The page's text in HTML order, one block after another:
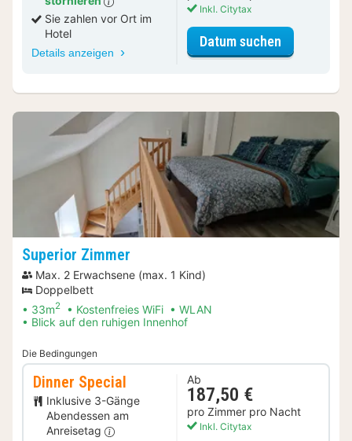
Sie zahlen vor Ort im
Hotel
Details anzeigen
Inkl. Citytax
Datum suchen
Superior Zimmer
Max. 2 Erwachsene (max. 1 Kind)
Doppelbett
33m2 Kostenfreies WiFi
WLAN
Blick auf den ruhigen Innenhof
Die Bedingungen
Dinner Special
Inklusive 3-Gänge
Abendessen am
Anreisetag
Ab
187,50 €
pro Zimmer pro Nacht
Inkl. Citytax